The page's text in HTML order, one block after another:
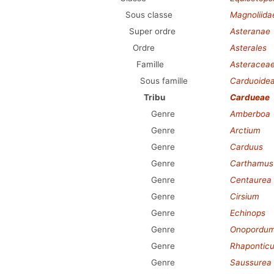
Sous classe
Super ordre
Asteranae
Ordre
Asterales
Famille
Sous famille
Tribu
Cardueae
Genre
Amberboa
Genre
Arctium
Genre
Carduus
Genre
Carthamus
Genre
Centaurea
Genre
Cirsium
Genre
Echinops
Genre
Genre
Genre
Saussurea